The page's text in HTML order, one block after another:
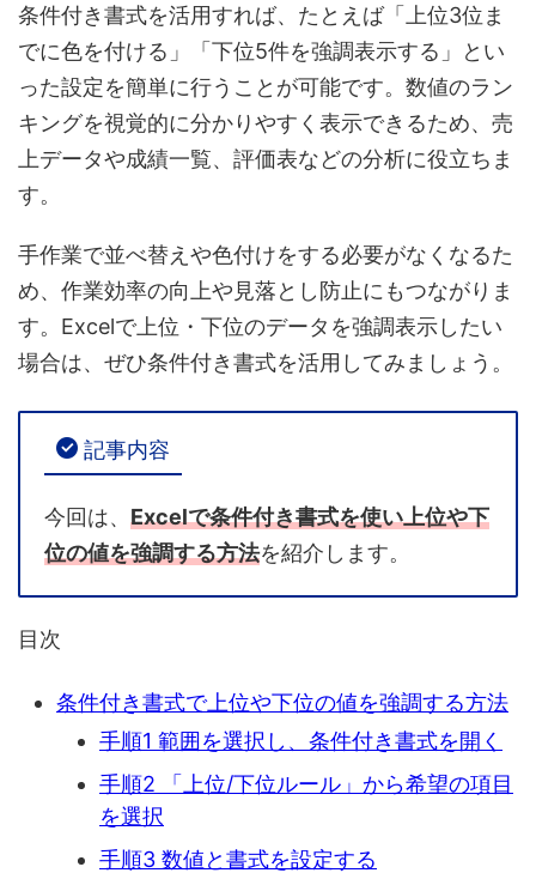
条件付き書式を活用すれば、たとえば「上位3位ま
でに色を付ける」「下位5件を強調表示する」とい
った設定を簡単に行うことが可能です。数値のラン
キングを視覚的に分かりやすく表示できるため、売
上データや成績一覧、評価表などの分析に役立ちま
す。
手作業で並べ替えや色付けをする必要がなくなるた
め、作業効率の向上や見落とし防止にもつながりま
す。Excelで上位・下位のデータを強調表示したい
場合は、ぜひ条件付き書式を活用してみましょう。
記事内容
今回は、 Excelで条件付き書式を使い上位や下
位の値を強調する方法を紹介します。
目次
条件付き書式で上位や下位の値を強調する方法
手順1 範囲を選択し、条件付き書式を開く
手順2 「上位/下位ルール」から希望の項目
を選択
手順3 数値と書式を設定する